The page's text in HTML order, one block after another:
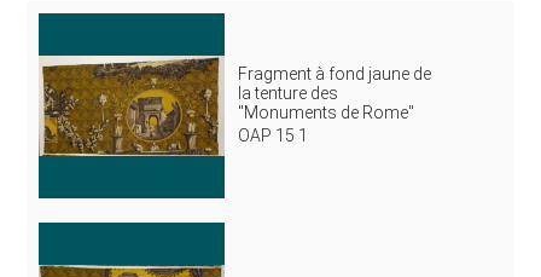
Fragment à fond jaune de
la tenture des
"Monuments de Rome"
OAP 15 1